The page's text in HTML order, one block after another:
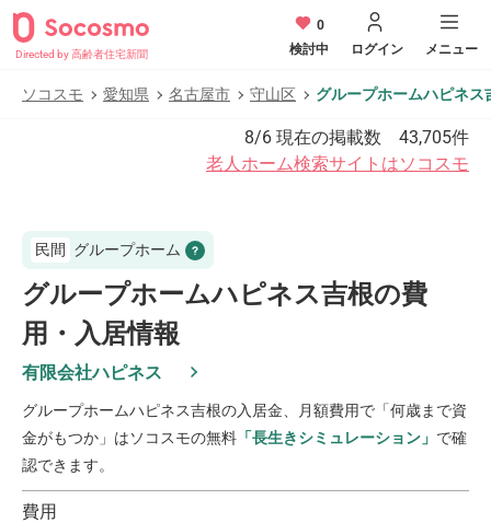
Directed by 高齢者住宅新聞
0
検討中
ログイン メニュー
ソコスモ 愛知県 名古屋市 守山区 グループホームハピネス
8/6 現在の掲載数 43,705件
老人ホーム検索サイトはソコスモ
民間 グループホーム
グループホームハピネス吉根の費
用・入居情報
有限会社ハピネス
グループホームハピネス吉根の入居金、月額費用で「何歳まで資
金がもつか」はソコスモの無料 「長生きシミュレーション」 で確
認できます。
費用